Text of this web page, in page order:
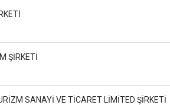
ŞİRKETİ
SANAYİ VE TİCARET LİMİTED ŞİRKETİ